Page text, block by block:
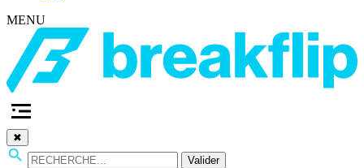
MENU
✖
Valider